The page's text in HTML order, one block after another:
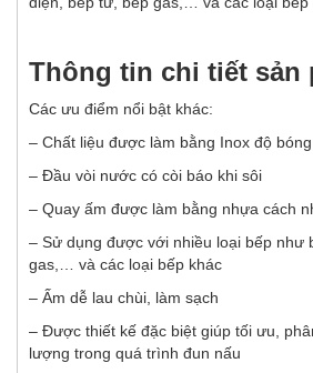
Thông tin chi tiết sản
Các ưu điểm nổi bật khác:
– Chất liệu được làm bằng Inox độ
– Đầu vòi nước có còi báo khi sôi
– Quay ấm được làm bằng nhựa cách
– Sử dụng được với nhiều loại bếp như
gas,… và các loại bếp khác
– Ấm dễ lau chùi, làm sạch
– Được thiết kế đặc biệt giúp tối ưu,
lượng trong quá trình đun nấu